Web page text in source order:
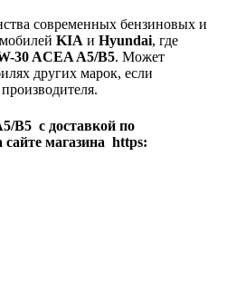
современных бензиновых и
KIA и Hyundai, где
30 ACEA A5/B5. Может
других марок, если
B5 с доставкой по
магазина https: